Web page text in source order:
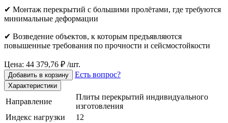
✔ Монтаж перекрытий с большими пролётами, где требуются
минимальные деформации
✔ Возведение объектов, к которым предъявляются
повышенные требования по прочности и сейсмостойкости
Цена: 44 379,76 ₽ /шт.
Добавить в корзину Есть вопрос?
Характеристики
Направление
Плиты перекрытий индивидуального
изготовления
Индекс нагрузки
12